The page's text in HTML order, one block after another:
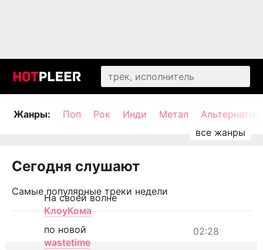
Жанры: Поп Рок Инди Метал
Сегодня слушают
Самые популярные треки недели
На своей волне
КлоуКома
02:28
по новой
wastetime